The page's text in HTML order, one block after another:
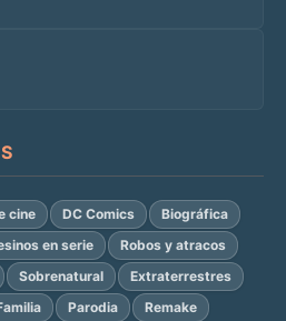
cine DC Comics
Biográfica
en serie
Robos y atracos
Sobrenatural
Extraterrestres
Parodia Remake